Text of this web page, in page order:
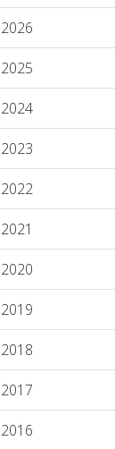
2026
2025
2024
2023
2022
2021
2020
2019
2018
2017
2016